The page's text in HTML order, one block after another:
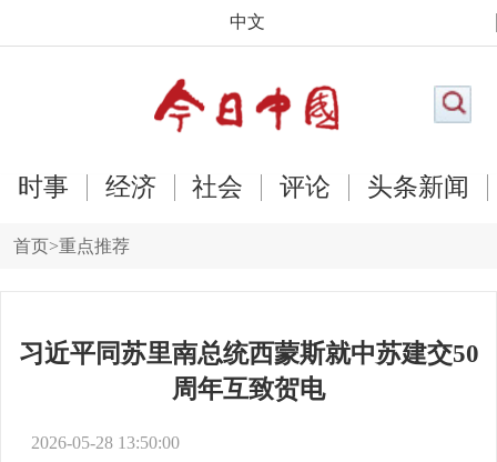
中文
时事 经济 社会 评论 头条新闻
首页>重点推荐
习近平同苏里南总统西蒙斯就中苏建交50
周年互致贺电
2026-05-28 13:50:00